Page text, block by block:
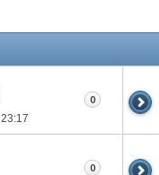
23:17
0
0